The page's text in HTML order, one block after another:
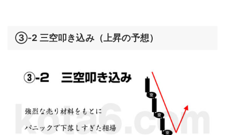
③-2 三空叩き込み（上昇の予想）